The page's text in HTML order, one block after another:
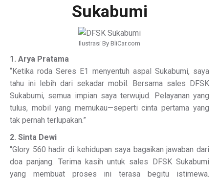
Sukabumi
Ilustrasi By BliCar.com
1. Arya Pratama
“Ketika roda Seres E1 menyentuh aspal Sukabumi, saya
tahu ini lebih dari sekadar mobil. Bersama sales DFSK
Sukabumi, semua impian saya terwujud. Pelayanan yang
tulus, mobil yang memukau—seperti cinta pertama yang
tak pernah terlupakan.”
2. Sinta Dewi
“Glory 560 hadir di kehidupan saya bagaikan jawaban dari
doa panjang. Terima kasih untuk sales DFSK Sukabumi
yang membuat proses ini terasa begitu istimewa.